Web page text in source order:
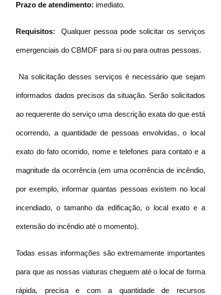
Prazo de atendimento: imediato.
Requisitos:Qualquer pessoa pode solicitar os serviços
emergenciais do CBMDF para si ou para outras pessoas.
Na solicitação desses serviços é necessário que sejam
informados dados precisos da situação. Serão solicitados
ao requerente do serviço uma descrição exata do que está
ocorrendo, a quantidade de pessoas envolvidas, o local
exato do fato ocorrido, nome e telefones para contato e a
magnitude da ocorrência (em uma ocorrência de incêndio,
por exemplo, informar quantas pessoas existem no local
incendiado, o tamanho da edificação, o local exato e a
extensão do incêndio até o momento).
Todas essas informações são extremamente importantes
para que as nossas viaturas cheguem até o local de forma
rápida, precisa e com a quantidade de recursos